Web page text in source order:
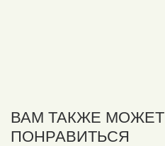
ВАМ ТАКЖЕ МОЖЕТ
ПОНРАВИТЬСЯ